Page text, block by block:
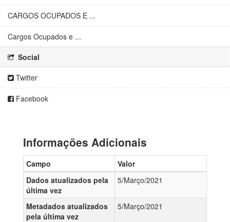
CARGOS OCUPADOS E ...
Cargos Ocupados e ...
Social
Twitter
Facebook
Informações Adicionais
Campo
Valor
Dados atualizados pela
última vez
5/Março/2021
Metadados atualizados
pela última vez
5/Março/2021